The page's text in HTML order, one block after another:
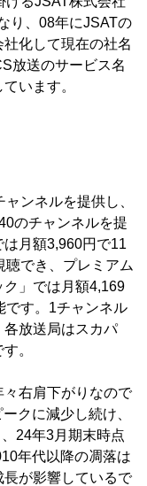
り、08年にJSATの
化して現在の社名
放送のサービス名
います。
ンネルを提供し、
のチャンネルを提
月額3,960円で11
聴でき、プレミアム
」では月額4,169
です。1チャンネル
各放送局はスカパ
。
々右肩下がりなので
クに減少し続け、
24年3月期末時点
年代以降の凋落は
が影響しているで